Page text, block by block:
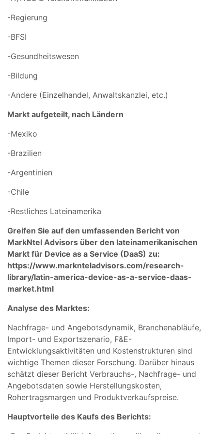
-Regierung
-BFSI
-Gesundheitswesen
-Bildung
-Andere (Einzelhandel, Anwaltskanzlei, etc.)
Markt aufgeteilt, nach Ländern
-Mexiko
-Brazilien
-Argentinien
-Chile
-Restliches Lateinamerika
Greifen Sie auf den umfassenden Bericht von
MarkNtel Advisors über den lateinamerikanischen
Markt für Device as a Service (DaaS) zu:
https://www.marknteladvisors.com/research-
library/latin-america-device-as-a-service-daas-
market.html
Analyse des Marktes:
Nachfrage- und Angebotsdynamik, Branchenabläufe,
Import- und Exportszenario, F&E-
Entwicklungsaktivitäten und Kostenstrukturen sind
wichtige Themen dieser Forschung. Darüber hinaus
schätzt dieser Bericht Verbrauchs-, Nachfrage- und
Angebotsdaten sowie Herstellungskosten,
Rohertragsmargen und Produktverkaufspreise.
Hauptvorteile des Kaufs des Berichts: